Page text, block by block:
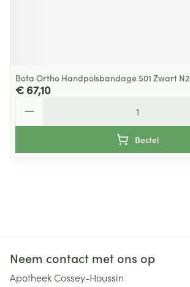
Bota Ortho Handpolsbandage 501 Zwart N2
€ 67,10
Bestel
Neem contact met ons op
Apotheek Cossey-Houssin